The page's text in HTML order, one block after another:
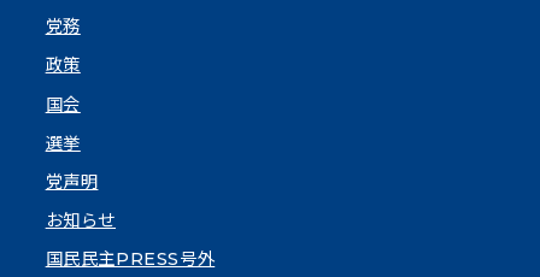
党務
政策
国会
選挙
党声明
お知らせ
国民民主PRESS号外